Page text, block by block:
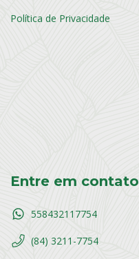
Política de Privacidade
Entre em contato
558432117754
(84) 3211-7754